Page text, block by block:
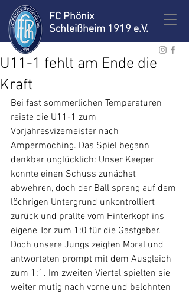
FC Phönix
Schleißheim 1919 e.V.
U11-1 fehlt am Ende die
Kraft
Bei fast sommerlichen Temperaturen
reiste die U11-1 zum
Vorjahresvizemeister nach
Ampermoching. Das Spiel begann
denkbar unglücklich: Unser Keeper
konnte einen Schuss zunächst
abwehren, doch der Ball sprang auf dem
löchrigen Untergrund unkontrolliert
zurück und prallte vom Hinterkopf ins
eigene Tor zum 1:0 für die Gastgeber.
Doch unsere Jungs zeigten Moral und
antworteten prompt mit dem Ausgleich
zum 1:1. Im zweiten Viertel spielten sie
weiter mutig nach vorne und belohnten